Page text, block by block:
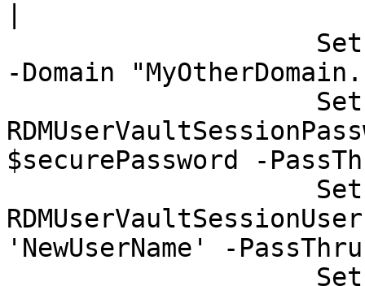
-Domain
$securePassword -
'NewUserName' -